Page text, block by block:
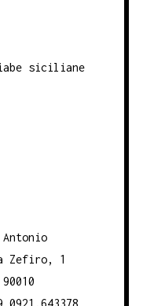
siciliane
Zefiro, 1